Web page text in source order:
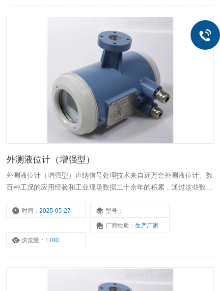
外测液位计（增强型）
外测液位计（增强型）声纳信号处理技术来自近万套外测液位计、数
百种工况的应用经验和工业现场数据二十余年的积累，通过这些数据
和支持。
时间：2025-05-27 型号：
厂商性质： 生产厂家
浏览量： 1780